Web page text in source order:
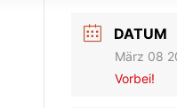
DATUM
März 08
Vorbei!